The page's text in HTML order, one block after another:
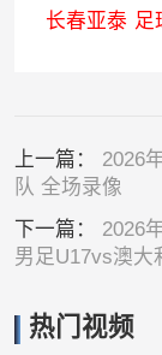
长春亚泰 足
上一篇： 2026
队 全场录像
下一篇： 2026
男足U17vs澳大
热门视频